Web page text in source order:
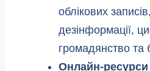
облікових
дезінформації,
громадянство та
Онлайн-ресурси